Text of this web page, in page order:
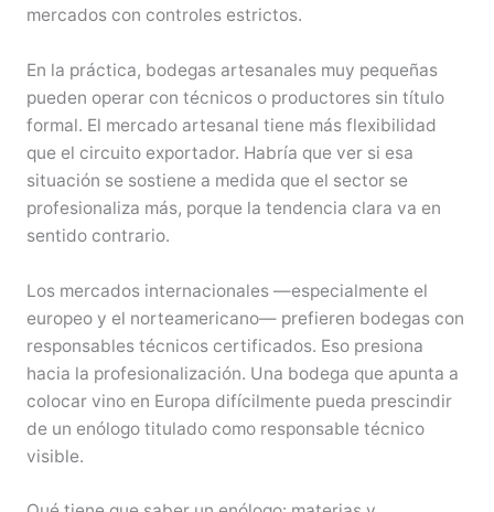
mercados con controles estrictos.
En la práctica, bodegas artesanales muy pequeñas
pueden operar con técnicos o productores sin título
formal. El mercado artesanal tiene más flexibilidad
que el circuito exportador. Habría que ver si esa
situación se sostiene a medida que el sector se
profesionaliza más, porque la tendencia clara va en
sentido contrario.
Los mercados internacionales —especialmente el
europeo y el norteamericano— prefieren bodegas con
responsables técnicos certificados. Eso presiona
hacia la profesionalización. Una bodega que apunta a
colocar vino en Europa difícilmente pueda prescindir
de un enólogo titulado como responsable técnico
visible.